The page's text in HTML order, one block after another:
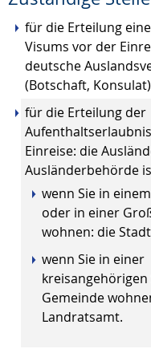
für die Erteilung
Visums vor der
deutsche
(Botschaft, Konsulat)
für die Erteilung der
Einreise: die
Ausländerbehörde
wenn Sie in
oder in einer
wohnen: die
wenn Sie in einer
Gemeinde
Landratsamt.